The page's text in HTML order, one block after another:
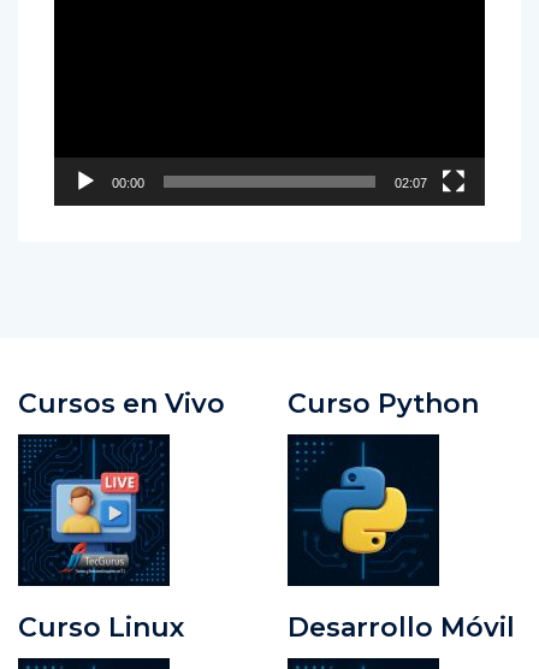
00:00 02:07
Cursos en Vivo Curso Python
Curso Linux Desarrollo Móvil